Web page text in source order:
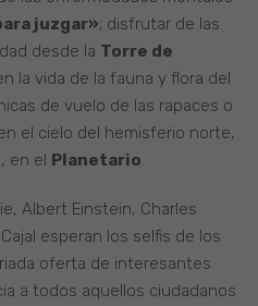
juzgar»; disfrutar de las
desde la Torre de
la vida de la fauna y flora del
de vuelo de las rapaces o
el cielo del hemisferio norte,
en el
Planetario.
Albert Einstein, Charles
esperan los selfis de los
oferta de interesantes
a todos aquellos ciudadanos